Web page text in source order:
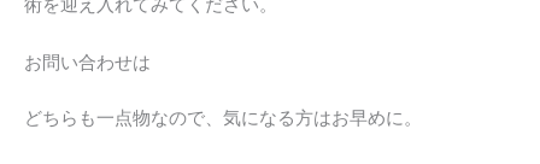
術を迎え入れてみてください。
お問い合わせは
どちらも一点物なので、気になる方はお早めに。